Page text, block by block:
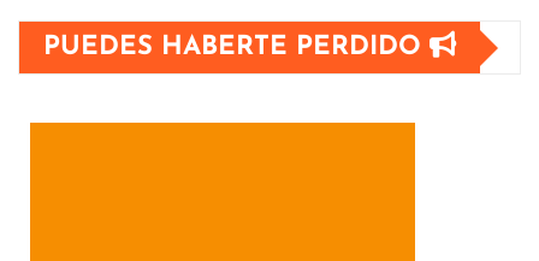
PUEDES HABERTE PERDIDO